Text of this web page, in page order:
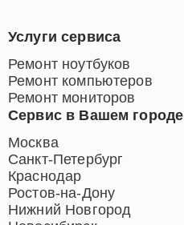
Сервис в Вашем городе
Москва
Санкт-Петербург
Краснодар
Ростов-на-Дону
Нижний Новгород
Услуги сервиса
Ремонт ноутбуков
Ремонт компьютеров
Ремонт мониторов